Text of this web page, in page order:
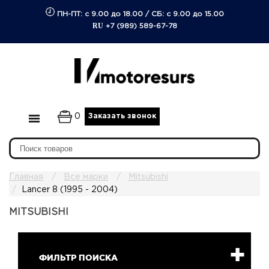
ПН-ПТ: с 9.00 до 18.00/ СБ: с 9.00 до 15.00
RU +7 (989) 589-67-78
0 Заказать звонок
Главная Все марки
Mitsubishi
Lancer 8 (1995 - 2004)
MITSUBISHI
ФИЛЬТР ПОИСКА